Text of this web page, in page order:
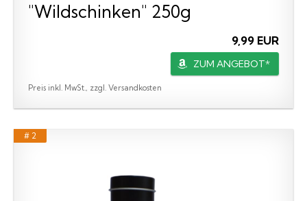
"Wildschinken" 250g
9,99 EUR
ZUM ANGEBOT*
Preis inkl. MwSt., zzgl. Versandkosten
# 2